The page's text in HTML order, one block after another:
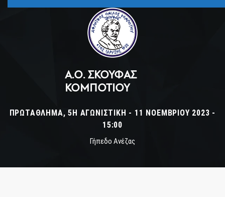
Α.Ο. ΣΚΟΥΦΆΣ
ΚΟΜΠΟΤΊΟΥ
ΠΡΩΤΆΘΛΗΜΑ, 5Η ΑΓΩΝΙΣΤΙΚΉ - 11 ΝΟΕΜΒΡΊΟΥ 2023 -
15:00
Γήπεδο Ανέζας